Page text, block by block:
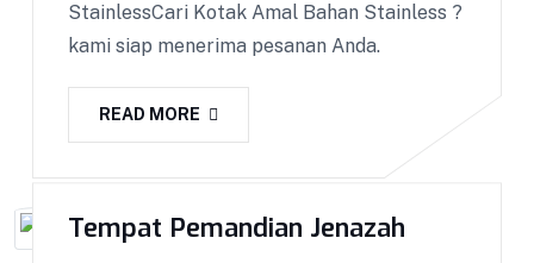
StainlessCari Kotak Amal Bahan Stainless ?
kami siap menerima pesanan Anda.
READ MORE
Tempat Pemandian Jenazah